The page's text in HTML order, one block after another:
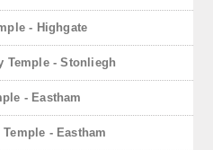
- Highgate
Temple - Stonliegh
- Eastham
- Eastham